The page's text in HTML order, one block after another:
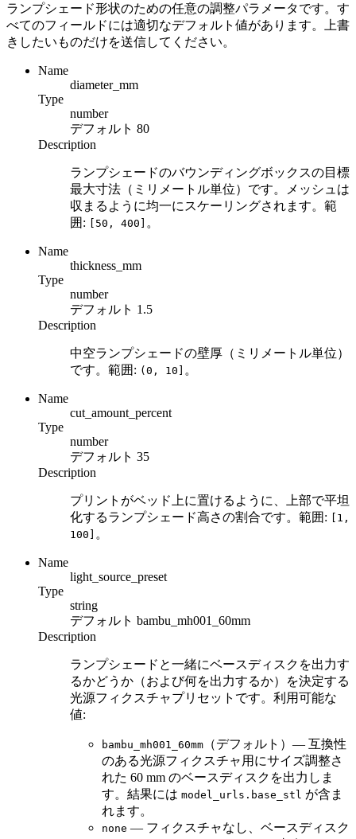
ランプシェード形状のための任意の調整パラメータです。す
べてのフィールドには適切なデフォルト値があります。上書
きしたいものだけを送信してください。
Name
diameter_mm
Type
number
デフォルト 80
Description
ランプシェードのバウンディングボックスの目標
最大寸法（ミリメートル単位）です。メッシュは
収まるように均一にスケーリングされます。範
囲: [50, 400] 。
Name
thickness_mm
Type
number
デフォルト 1.5
Description
中空ランプシェードの壁厚（ミリメートル単位）
です。範囲: (0, 10] 。
Name
cut_amount_percent
Type
number
デフォルト 35
Description
プリントがベッド上に置けるように、上部で平坦
化するランプシェード高さの割合です。範囲: [1,
100] 。
Name
light_source_preset
Type
string
デフォルト bambu_mh001_60mm
Description
ランプシェードと一緒にベースディスクを出力す
るかどうか（および何を出力するか）を決定する
光源フィクスチャプリセットです。利用可能な
値:
bambu_mh001_60mm （デフォルト）— 互換性
のある光源フィクスチャ用にサイズ調整さ
れた 60 mm のベースディスクを出力しま
す。結果には model_urls.base_stl が含ま
れます。
none — フィクスチャなし、ベースディスク